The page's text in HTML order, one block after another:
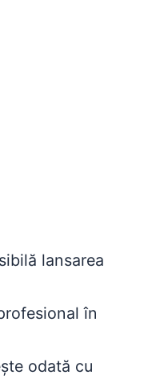
lansarea
în
odată cu